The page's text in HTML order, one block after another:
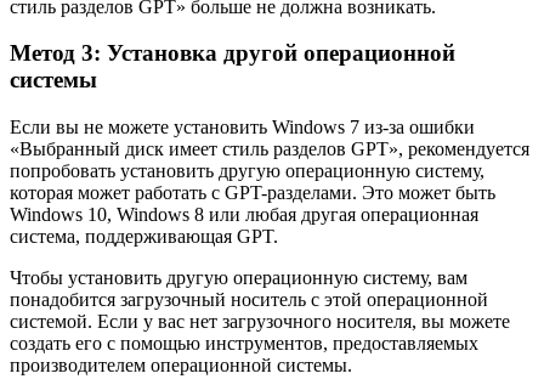
стиль разделов GPT» больше не должна возникать.
Метод 3: Установка другой операционной
системы
Если вы не можете установить Windows 7 из-за ошибки
«Выбранный диск имеет стиль разделов GPT», рекомендуется
попробовать установить другую операционную систему,
которая может работать с GPT-разделами. Это может быть
Windows 10, Windows 8 или любая другая операционная
система, поддерживающая GPT.
Чтобы установить другую операционную систему, вам
понадобится загрузочный носитель с этой операционной
системой. Если у вас нет загрузочного носителя, вы можете
создать его с помощью инструментов, предоставляемых
производителем операционной системы.